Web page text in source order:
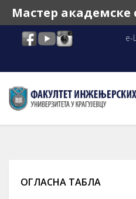
e-
ОГЛАСНА ТАБЛА
Мастер академске